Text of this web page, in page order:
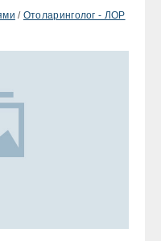
/ Отоларинголог - ЛОР